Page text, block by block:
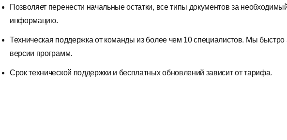
Позволяет перенести начальные остатки, все типы документов за
информацию.
Техническая поддержка от команды из более чем 10 специалистов. Мы
версии программ.
Срок технической поддержки и бесплатных обновлений зависит от тарифа.